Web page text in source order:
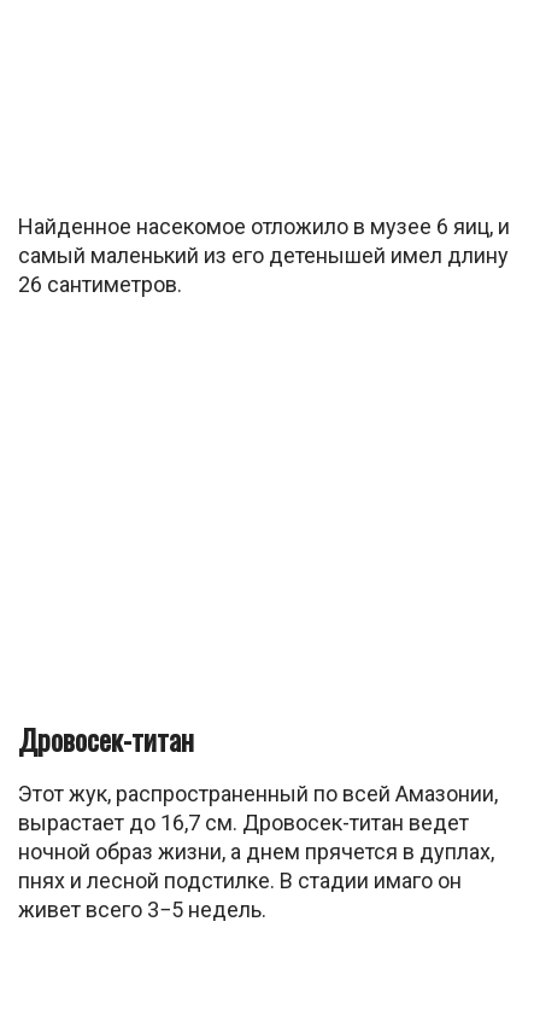
Найденное насекомое отложило в музее 6 яиц, и
самый маленький из его детенышей имел длину
26 сантиметров.
Дровосек-титан
Этот жук, распространенный по всей Амазонии,
вырастает до 16,7 см. Дровосек-титан ведет
ночной образ жизни, а днем прячется в дуплах,
пнях и лесной подстилке. В стадии имаго он
живет всего 3−5 недель.